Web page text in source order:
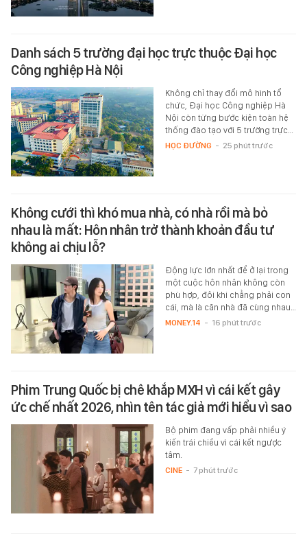
Danh sách 5 trường đại học trực thuộc Đại học
Công nghiệp Hà Nội
Không chỉ thay đổi mô hình tổ
chức, Đại học Công nghiệp Hà
Nội còn từng bước kiện toàn hệ
thống đào tạo với 5 trường trực…
HỌC ĐƯỜNG - 25 phút trước
Không cưới thì khó mua nhà, có nhà rồi mà bỏ
nhau là mất: Hôn nhân trở thành khoản đầu tư
không ai chịu lỗ?
Động lực lớn nhất để ở lại trong
một cuộc hôn nhân không còn
phù hợp, đôi khi chẳng phải con
cái, mà là căn nhà đã cùng nhau…
MONEY.14 - 16 phút trước
Phim Trung Quốc bị chê khắp MXH vì cái kết gây
ức chế nhất 2026, nhìn tên tác giả mới hiểu vì sao
Bộ phim đang vấp phải nhiều ý
kiến trái chiều vì cái kết ngược
tâm.
CINE - 7 phút trước